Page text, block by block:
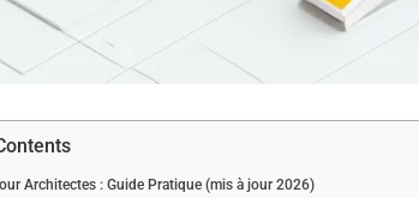
Architectes : Guide Pratique (mis à jour 2026)